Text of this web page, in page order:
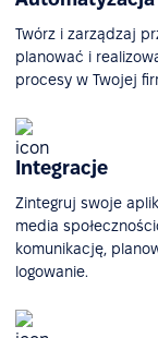
Twórz i zarządzaj
planować i
procesy w Twojej
Integracje
Zintegruj swoje
media
komunikację,
logowanie.